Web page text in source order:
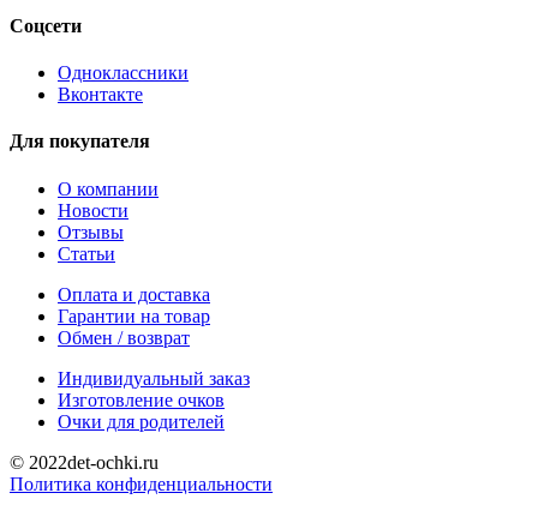
Соцсети
Одноклассники
Вконтакте
Для покупателя
О компании
Новости
Отзывы
Статьи
Оплата и доставка
Гарантии на товар
Обмен / возврат
Индивидуальный заказ
Изготовление очков
Очки для родителей
© 2022det-ochki.ru
Политика конфиденциальности